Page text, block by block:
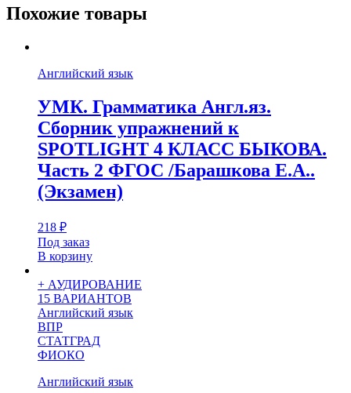
Похожие товары
Английский язык
УМК. Грамматика Англ.яз.
Сборник упражнений к
SPOTLIGHT 4 КЛАСС БЫКОВА.
Часть 2 ФГОС /Барашкова Е.А..
(Экзамен)
218 ₽
Под заказ
В корзину
+ АУДИРОВАНИЕ
15 ВАРИАНТОВ
Английский язык
ВПР
СТАТГРАД
ФИОКО
Английский язык